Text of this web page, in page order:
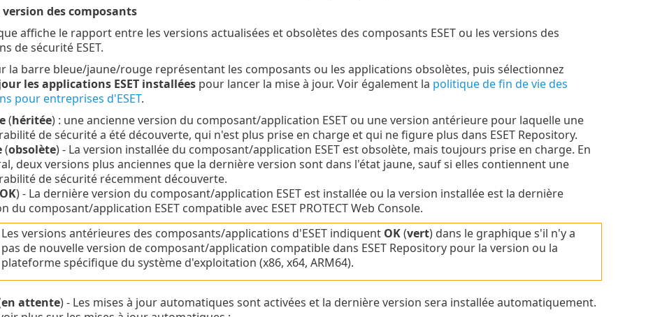
version des composants
affiche le rapport entre les versions actualisées et obsolètes des composants ESET ou les versions des
de sécurité ESET.
la barre bleue/jaune/rouge représentant les composants ou les applications obsolètes, puis sélectionnez
les applications ESET installéespour lancer la mise à jour. Voir également la politique de fin de vie des
pour entreprises d'ESET.
(héritée) : une ancienne version du composant/application ESET ou une version antérieure pour laquelle une
de sécurité a été découverte, qui n'est plus prise en charge et qui ne figure plus dans ESET Repository.
(obsolète) - La version installée du composant/application ESET est obsolète, mais toujours prise en charge. En
deux versions plus anciennes que la dernière version sont dans l'état jaune, sauf si elles contiennent une
de sécurité récemment découverte.
OK) - La dernière version du composant/application ESET est installée ou la version installée est la dernière
du composant/application ESET compatible avec ESET PROTECT Web Console.
Les versions antérieures des composants/applications d'ESET indiquent OK(vert) dans le graphique s'il n'y a
pas de nouvelle version de composant/application compatible dans ESET Repository pour la version ou la
plateforme spécifique du système d'exploitation (x86, x64, ARM64).
en attente) - Les mises à jour automatiques sont activées et la dernière version sera installée automatiquement.